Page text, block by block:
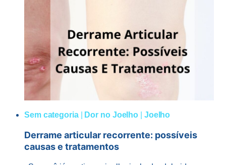
NÃO
CIRÚRGICA
Sem categoria| Dor no Joelho Joelho
Derrame articular recorrente: possíveis
causas e tratamentos